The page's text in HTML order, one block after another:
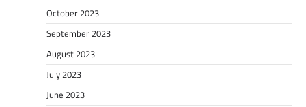
October 2023
September 2023
August 2023
July 2023
June 2023